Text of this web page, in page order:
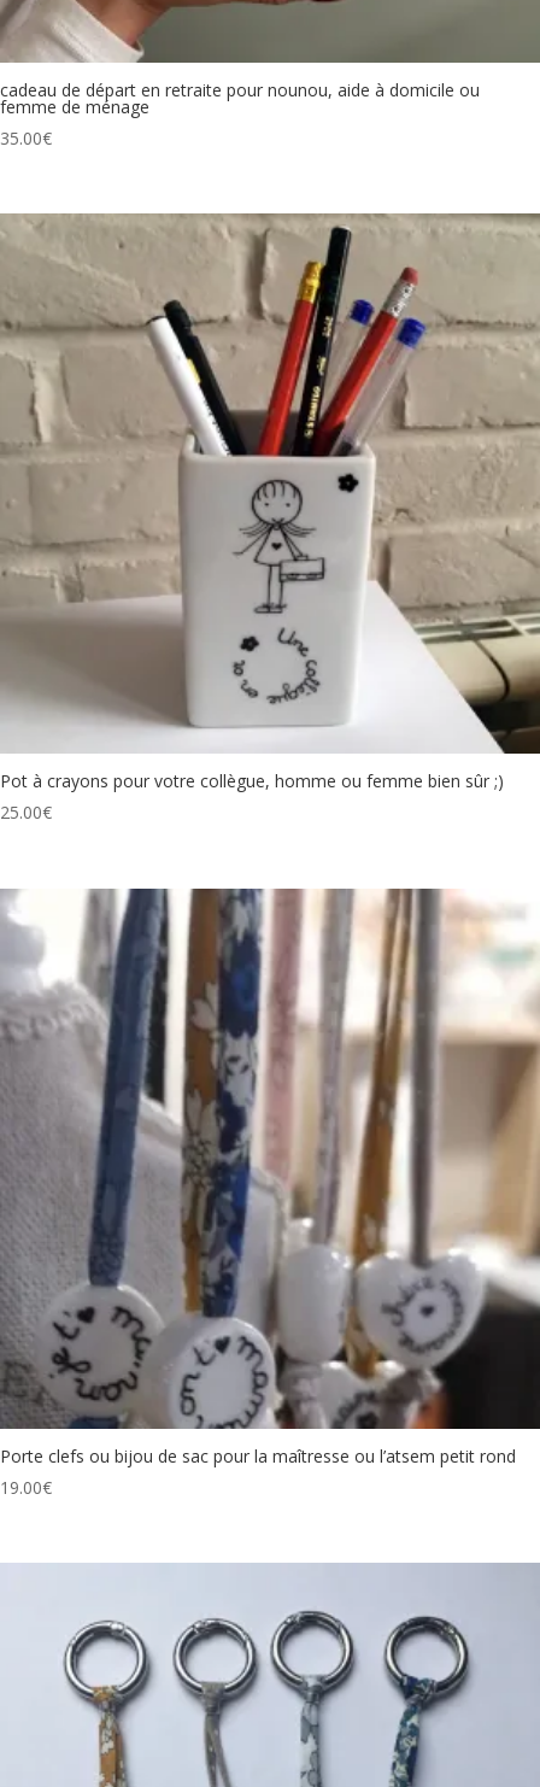
cadeau de départ en retraite pour nounou, aide à domicile ou
femme de ménage
35.00€
Pot à crayons pour votre collègue, homme ou femme bien sûr ;)
25.00€
Porte clefs ou bijou de sac pour la maîtresse ou l’atsem petit rond
19.00€